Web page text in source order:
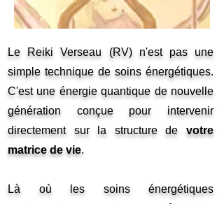
Le Reiki Verseau (RV) n'est pas une
simple technique de soins énergétiques.
C'est une énergie quantique de nouvelle
génération conçue pour intervenir
directement sur la structure de votre
matrice de vie.
Là où les soins énergétiques